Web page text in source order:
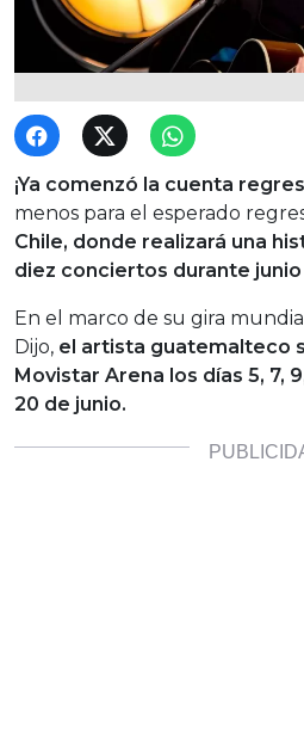
¡Ya comenzó la cuenta
menos para el esperado
Chile, donde realizará una
diez conciertos durante
En el marco de su gira
Dijo, el artista guatemalteco
Movistar Arena los días 5, 7, 9,
20 de junio.